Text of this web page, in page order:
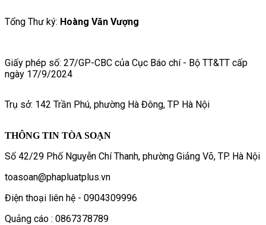
Tổng Thư ký: Hoàng Văn Vượng
Giấy phép số: 27/GP-CBC của Cục Báo chí - Bộ TT&TT cấp
ngày 17/9/2024
Trụ sở: 142 Trần Phú, phường Hà Đông, TP Hà Nội
THÔNG TIN TÒA SOẠN
Số 42/29 Phố Nguyễn Chí Thanh, phường Giảng Võ, TP. Hà Nội
toasoan@phapluatplus.vn
Điện thoại liên hệ - 0904309996
Quảng cáo : 0867378789